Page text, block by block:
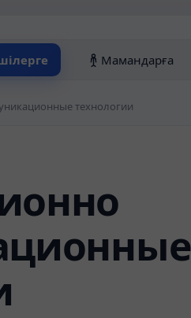
Мамандарға
технологии